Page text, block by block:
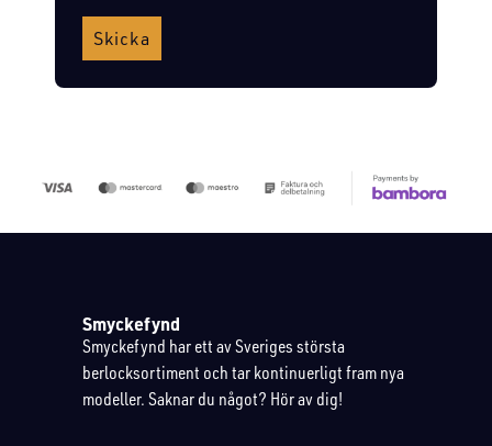
Skicka
Smyckefynd
Smyckefynd har ett av Sveriges största
berlocksortiment och tar kontinuerligt fram nya
modeller. Saknar du något? Hör av dig!